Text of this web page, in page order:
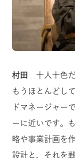
村田
十人十色だ
もうほとんどし
ドマネージャー
ーに近いです。
略や事業計画を
設計と、それを